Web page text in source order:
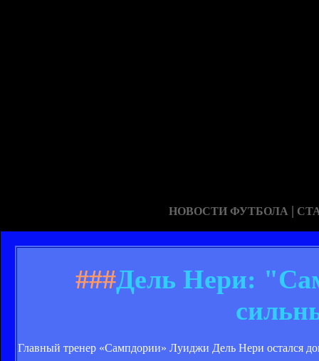
НОВОСТИ ФУТБОЛА |
###Дель Нери:
Главный тренер «Сампдории» Луиджи Дель Нери остался